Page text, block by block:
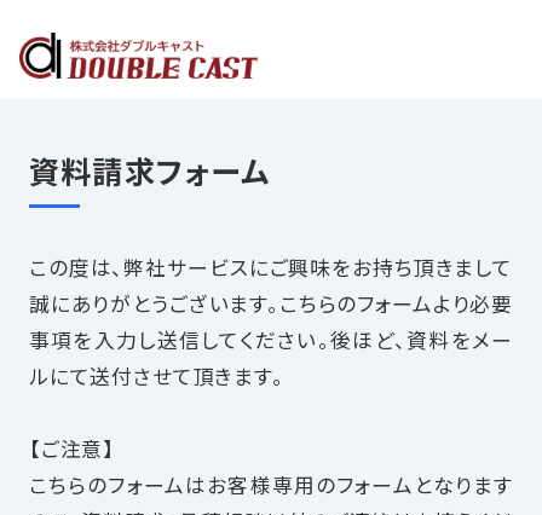
資料請求フォーム
この度は、弊社サービスにご興味をお持ち頂きまして
誠にありがとうございます。こちらのフォームより必要
事項を入力し送信してください。後ほど、資料をメー
ルにて送付させて頂きます。
【ご注意】
こちらのフォームはお客様専用のフォームとなります
お客様インタビュー
導入の流れ
よくあるご質問